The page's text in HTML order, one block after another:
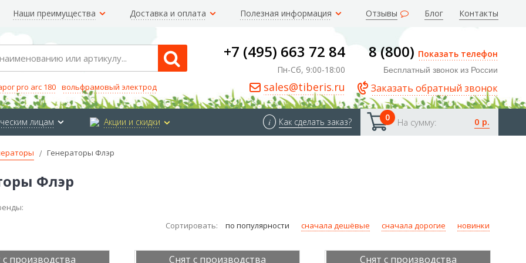
Наши преимущества Доставка и оплата Полезная информация Отзывы Блог Контакты
pro arc 180 вольфрамовый электрод
+7 (495) 663 72 84
Пн-Сб, 9:00-18:00
sales@tiberis.ru
8 (800) Показать телефон
Бесплатный звонок из России
Заказать обратный звонок
лицам Акции и скидки 0 На сумму: 0 р.
i Как сделать заказ?
Генераторы Флэр
Флэр
Сортировать: по популярности сначала дешёвые сначала дорогие новинки
с производства Снят с производства Снят с производства